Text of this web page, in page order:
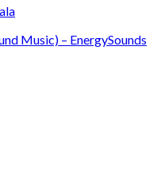
Music) – EnergySounds